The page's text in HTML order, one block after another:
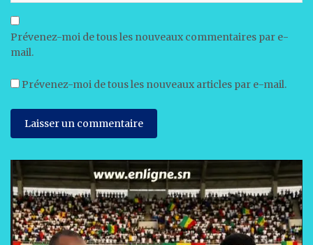
Prévenez-moi de tous les nouveaux commentaires par e-
mail.
Prévenez-moi de tous les nouveaux articles par e-mail.